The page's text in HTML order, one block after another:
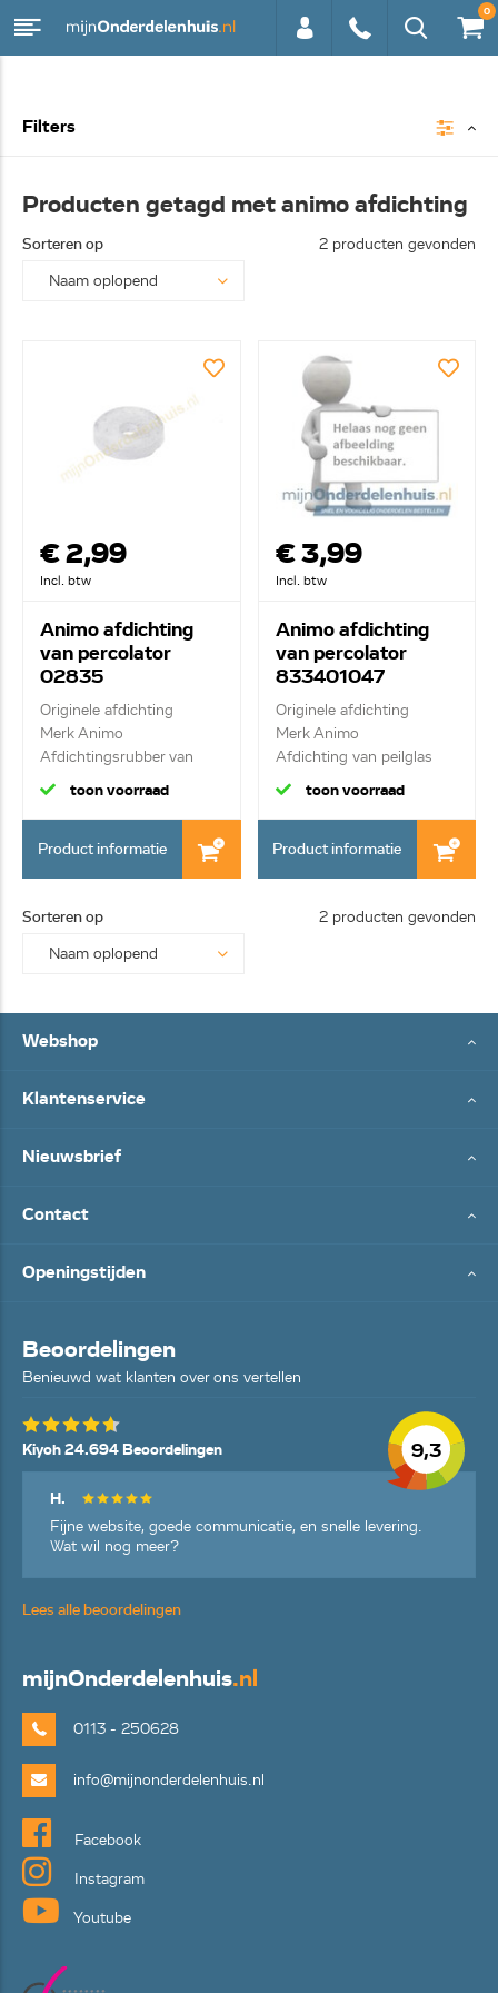
0
Filters
Producten getagd met animo afdichting
Sorteren op 2 producten gevonden
€ 2,99
Incl. btw
Animo afdichting
van percolator
02835
Originele afdichting
Merk Animo
Afdichtingsrubber van
peil...
toon voorraad
Product informatie
€ 3,99
Incl. btw
Animo afdichting
van percolator
833401047
Originele afdichting
Merk Animo
Afdichting van peilglas
toon voorraad
Product informatie
Sorteren op 2 producten gevonden
Webshop
Klantenservice
Nieuwsbrief
Contact
Openingstijden
Beoordelingen
Benieuwd wat klanten over ons vertellen
9,3
Kiyoh 24.694 Beoordelingen
H.
Fijne website, goede communicatie, en snelle levering.
Wat wil nog meer?
Lees alle beoordelingen
mijnOnderdelenhuis.nl
0113 - 250628
info@mijnonderdelenhuis.nl
Facebook
Instagram
Youtube